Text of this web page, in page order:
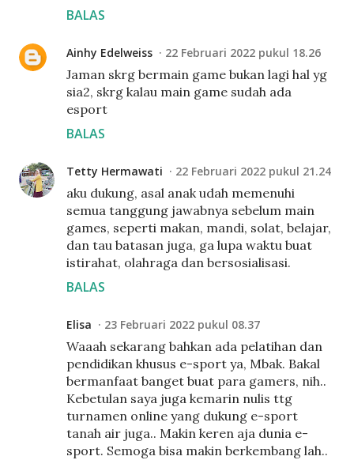
BALAS
Ainhy Edelweiss 22 Februari 2022 pukul 18.26
Jaman skrg bermain game bukan lagi hal yg
sia2, skrg kalau main game sudah ada
esport
BALAS
Tetty Hermawati 22 Februari 2022 pukul 21.24
aku dukung, asal anak udah memenuhi
semua tanggung jawabnya sebelum main
games, seperti makan, mandi, solat, belajar,
dan tau batasan juga, ga lupa waktu buat
istirahat, olahraga dan bersosialisasi.
BALAS
Elisa 23 Februari 2022 pukul 08.37
Waaah sekarang bahkan ada pelatihan dan
pendidikan khusus e-sport ya, Mbak. Bakal
bermanfaat banget buat para gamers, nih..
Kebetulan saya juga kemarin nulis ttg
turnamen online yang dukung e-sport
tanah air juga.. Makin keren aja dunia e-
sport. Semoga bisa makin berkembang lah..